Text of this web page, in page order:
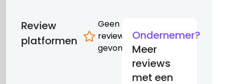
Review
platformen
Geen
reviews
gevonden
Ondernemer?
Meer
reviews
met een